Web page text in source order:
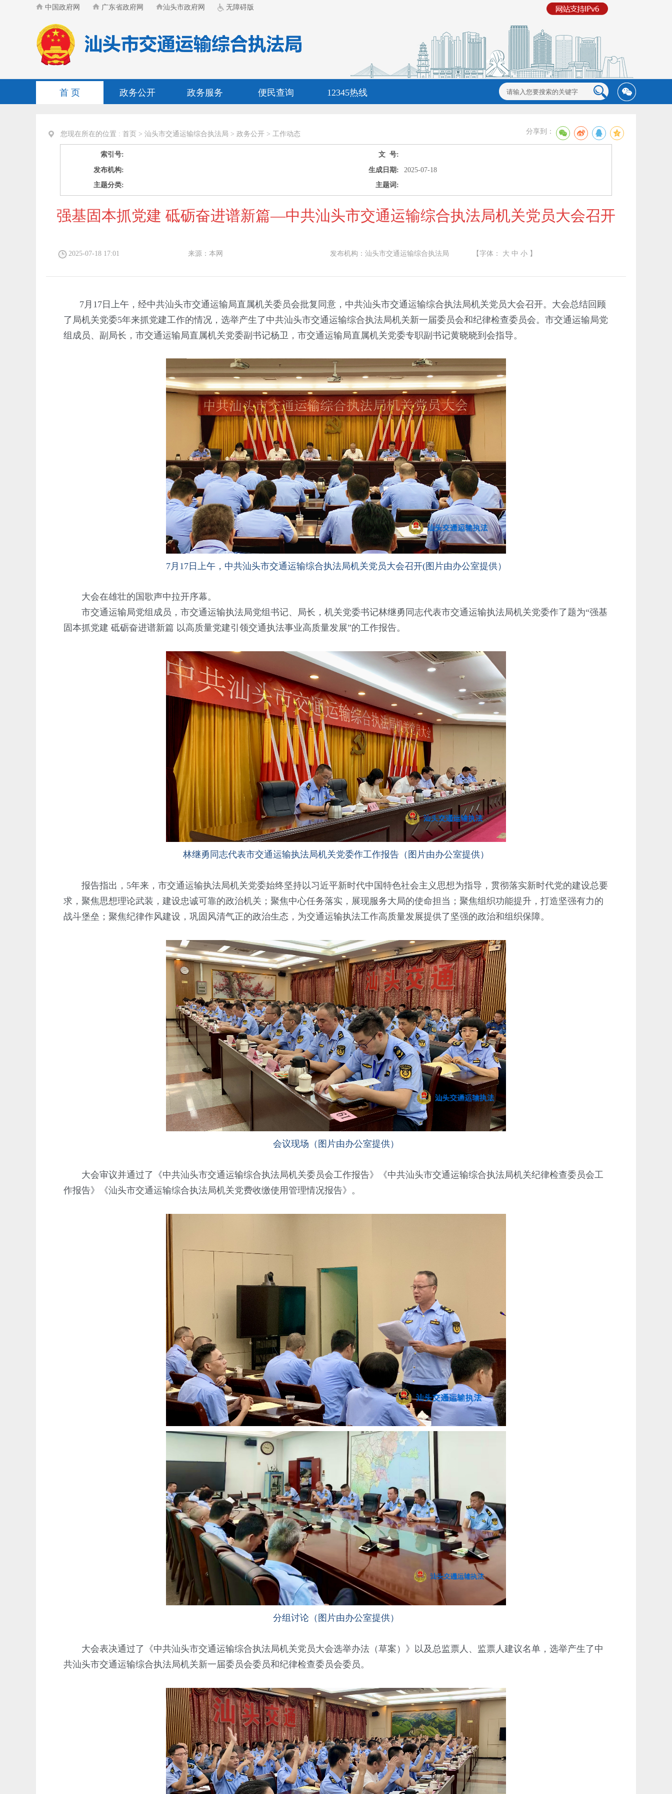
中国政府网 广东省政府网 汕头市政府网 无障碍版
首 页 政务公开 政务服务 便民查询 12345热线
您现在所在的位置 : 首页 > 汕头市交通运输综合执法局 > 政务公开 > 工作动态 分享到：
索引号: 文 号:
发布机构: 生成日期:
2025-07-18
主题分类:
主题词:
强基固本抓党建 砥砺奋进谱新篇—中共汕头市交通运输综合执法局机关党员大会召开
2025-07-18 17:01 来源：本网 发布机构：汕头市交通运输综合执法局 【字体： 大 中 小 】
7月17日上午，经中共汕头市交通运输局直属机关委员会批复同意，中共汕头市交通运输综合执法局机关党员大会召开。大会总结回顾
了局机关党委5年来抓党建工作的情况，选举产生了中共汕头市交通运输综合执法局机关新一届委员会和纪律检查委员会。市交通运输局党
组成员、副局长，市交通运输局直属机关党委副书记杨卫，市交通运输局直属机关党委专职副书记黄晓晓到会指导。
7月17日上午，中共汕头市交通运输综合执法局机关党员大会召开(图片由办公室提供）
大会在雄壮的国歌声中拉开序幕。
市交通运输局党组成员，市交通运输执法局党组书记、局长，机关党委书记林继勇同志代表市交通运输执法局机关党委作了题为“强基
固本抓党建 砥砺奋进谱新篇 以高质量党建引领交通执法事业高质量发展”的工作报告。
林继勇同志代表市交通运输执法局机关党委作工作报告（图片由办公室提供）
报告指出，5年来，市交通运输执法局机关党委始终坚持以习近平新时代中国特色社会主义思想为指导，贯彻落实新时代党的建设总要
求，聚焦思想理论武装，建设忠诚可靠的政治机关；聚焦中心任务落实，展现服务大局的使命担当；聚焦组织功能提升，打造坚强有力的
战斗堡垒；聚焦纪律作风建设，巩固风清气正的政治生态，为交通运输执法工作高质量发展提供了坚强的政治和组织保障。
会议现场（图片由办公室提供）
大会审议并通过了《中共汕头市交通运输综合执法局机关委员会工作报告》《中共汕头市交通运输综合执法局机关纪律检查委员会工
作报告》《汕头市交通运输综合执法局机关党费收缴使用管理情况报告》。
分组讨论（图片由办公室提供）
大会表决通过了《中共汕头市交通运输综合执法局机关党员大会选举办法（草案）》以及总监票人、监票人建议名单，选举产生了中
共汕头市交通运输综合执法局机关新一届委员会委员和纪律检查委员会委员。